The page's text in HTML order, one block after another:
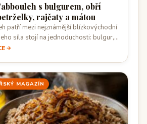
s bulgurem, obří
rajčaty a mátou
patří mezi nejznámější blízkovýchodní
síla stojí na jednoduchosti: bulgur,
MAGAZÍN